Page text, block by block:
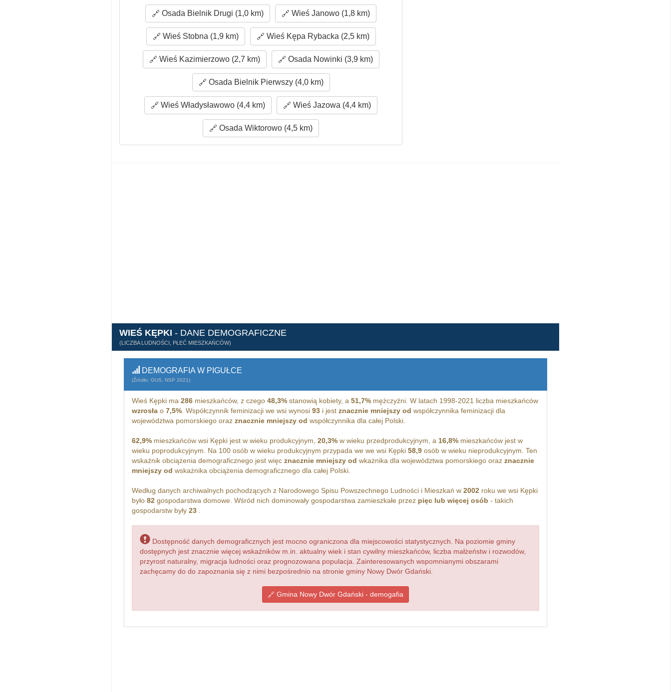
Osada Bielnik Drugi (1,0 km) Wieś Janowo (1,8 km)
Wieś Stobna (1,9 km) Wieś Kępa Rybacka (2,5 km)
Wieś Kazimierzowo (2,7 km) Osada Nowinki (3,9 km)
Osada Bielnik Pierwszy (4,0 km)
Wieś Władysławowo (4,4 km) Wieś Jazowa (4,4 km)
Osada Wiktorowo (4,5 km)
WIEŚ KĘPKI - DANE DEMOGRAFICZNE
(LICZBA LUDNOŚCI, PŁEĆ MIESZKAŃCÓW)
DEMOGRAFIA W PIGUŁCE
(Źródło: GUS, NSP 2021)
Wieś Kępki ma 286mieszkańców, z czego 48,3%stanowią kobiety, a 51,7%mężczyźni. W latach 1998-2021 liczba mieszkańców
wzrosłao 7,5%. Współczynnik feminizacji we wsi wynosi 93i jest znacznie mniejszy od współczynnika feminizacji dla
województwa pomorskiego oraz znacznie mniejszy od współczynnika dla całej Polski.
62,9%mieszkańców wsi Kępki jest w wieku produkcyjnym, 20,3%w wieku przedprodukcyjnym, a 16,8%mieszkańców jest w
wieku poprodukcyjnym. Na 100 osób w wieku produkcyjnym przypada we we wsi Kępki 58,9osób w wieku nieprodukcyjnym. Ten
wskaźnik obciążenia demograficznego jest więc znacznie mniejszy od wkażnika dla województwa pomorskiego oraz znacznie
mniejszy od wskażnika obciążenia demograficznego dla całej Polski.
Według danych archiwalnych pochodzących z Narodowego Spisu Powszechnego Ludności i Mieszkań w 2002roku we wsi Kępki
było 82gospodarstwa domowe. Wśród nich dominowały gospodarstwa zamieszkałe przez pięc lub więcej osób - takich
gospodarstw były 23.
Dostępność danych demograficznych jest mocno ograniczona dla miejscowości statystycznych. Na poziomie gminy
dostępnych jest znacznie więcej wskaźników m.in. aktualny wiek i stan cywilny mieszkańców, liczba małżeństw i rozwodów,
przyrost naturalny, migracja ludności oraz prognozowana populacja. Zainteresowanych wspomnianymi obszarami
zachęcamy do do zapoznania się z nimi bezpośrednio na stronie gminy Nowy Dwór Gdański.
Gmina Nowy Dwór Gdański - demogafia